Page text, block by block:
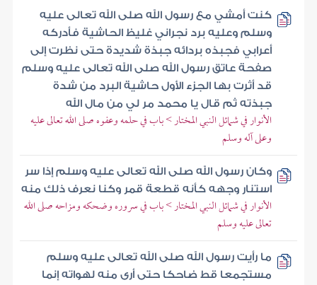
كنت أمشي مع رسول الله صلى الله تعالى عليه
وسلم وعليه برد نجراني غليظ الحاشية فأدركه
أعرابي فجبذه بردائه جبذة شديدة حتى نظرت إلى
صفحة عاتق رسول الله صلى الله تعالى عليه وسلم
قد أثرت بها الجزء الأول حاشية البرد من شدة
جبذته ثم قال يا محمد مر لي من مال الله
الأنوار في شمائل النبي المختار > باب في حلمه وعفوه صلى الله تعالى عليه
وعلى آله وسلم
وكان رسول الله صلى الله تعالى عليه وسلم إذا سر
استنار وجهه كأنه قطعة قمر وكنا نعرف ذلك منه
الأنوار في شمائل النبي المختار > باب في سروره وضحكه ومزاحه صلى الله
تعالى عليه وسلم
ما رأيت رسول الله صلى الله تعالى عليه وسلم
مستجمعا قط ضاحكا حتى أرى منه لهواته إنما